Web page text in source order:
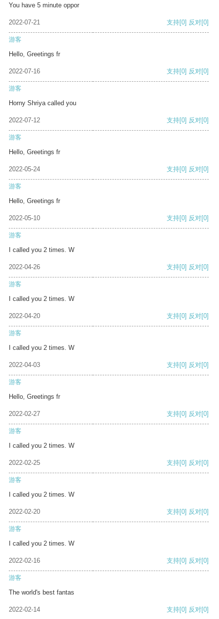
You have 5 minute oppor
2022-07-21 支持[0] 反对[0]
游客
Hello, Greetings fr
2022-07-16 支持[0] 反对[0]
游客
Horny Shriya called you
2022-07-12 支持[0] 反对[0]
游客
Hello, Greetings fr
2022-05-24 支持[0] 反对[0]
游客
Hello, Greetings fr
2022-05-10 支持[0] 反对[0]
游客
I called you 2 times. W
2022-04-26 支持[0] 反对[0]
游客
I called you 2 times. W
2022-04-20 支持[0] 反对[0]
游客
I called you 2 times. W
2022-04-03 支持[0] 反对[0]
游客
Hello, Greetings fr
2022-02-27 支持[0] 反对[0]
游客
I called you 2 times. W
2022-02-25 支持[0] 反对[0]
游客
I called you 2 times. W
2022-02-20 支持[0] 反对[0]
游客
I called you 2 times. W
2022-02-16 支持[0] 反对[0]
游客
The world's best fantas
2022-02-14 支持[0] 反对[0]